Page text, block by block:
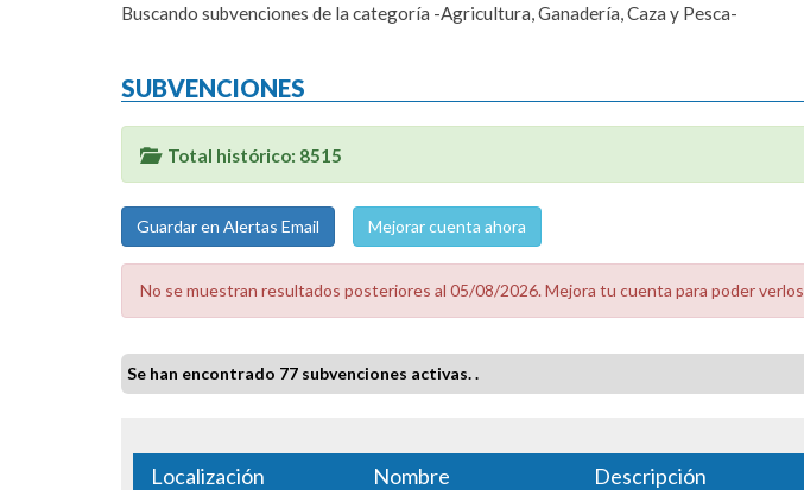
Buscando subvenciones de la categoría -Agricultura, Ganadería, Caza y Pesca-
SUBVENCIONES
Total histórico: 8515
Mejorar cuenta ahora
No se muestran resultados posteriores al 05/08/2026. Mejora tu cuenta para poder verlos
Se han encontrado 77 subvenciones activas. .
Localización Nombre Descripción